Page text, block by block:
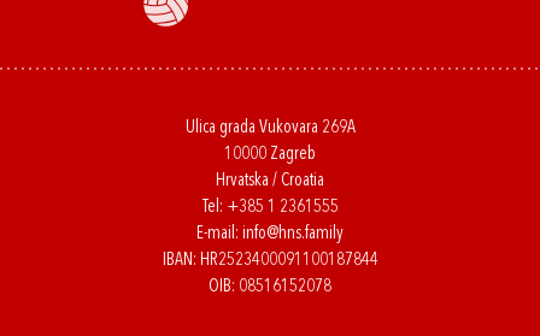
Ulica grada Vukovara 269A
10000 Zagreb
Hrvatska / Croatia
Tel: +385 1 2361555
E-mail: info@hns.family
IBAN: HR2523400091100187844
OIB: 08516152078